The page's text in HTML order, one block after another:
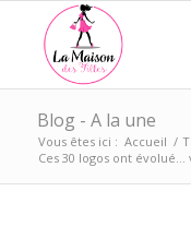
Blog - A la une
Vous êtes ici : Accueil /
Ces 30 logos ont